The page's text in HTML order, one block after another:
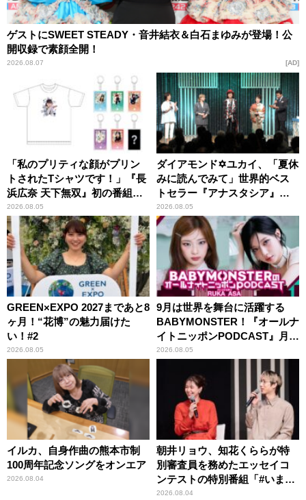
ゲストにSWEET STEADY・音井結衣＆白石まゆみが登場！公
開収録で素顔全開！
2026.08.07 AD
「私のプリティな顔がプリン
トされたTシャツです！」『長
浜広奈 天下無双』初の番組グ
ッズ発売
2026.08.05
ダイアモンド✡ユカイ、「夏休
みに読んでみて」世界的ベス
トセラー『アナスタシア』を
紹介
2026.08.05
GREEN×EXPO 2027まであと8
ヶ月！“花博”の魅力届けた
い！#2
2026.08.05
9月は世界を舞台に活躍する
BABYMONSTER！『オールナ
イトニッポンPODCAST』月替
わりパーソナリティ
2026.08.05
イルカ、自身作曲の熊本市制
100周年記念ソングをオンエア
2026.08.04
朝井リョウ、知花くららが特
別審査員を務めたエッセイコ
ンテストの特別番組「#いまあ
なたに伝えたいこと」
2026.08.04